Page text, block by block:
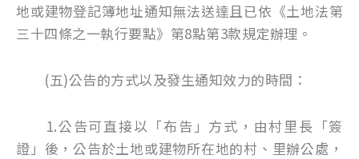
地或建物登記簿地址通知無法送達且已依《土地法第
三十四條之一執行要點》第8點第3款規定辦理。
(五)公告的方式以及發生通知效力的時間：
1.公告可直接以「布告」方式，由村里長「簽
證」後，公告於土地或建物所在地的村、里辦公處，